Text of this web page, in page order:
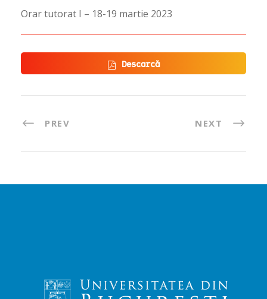
Orar tutorat I – 18-19 martie 2023
Descarcă
PREV NEXT